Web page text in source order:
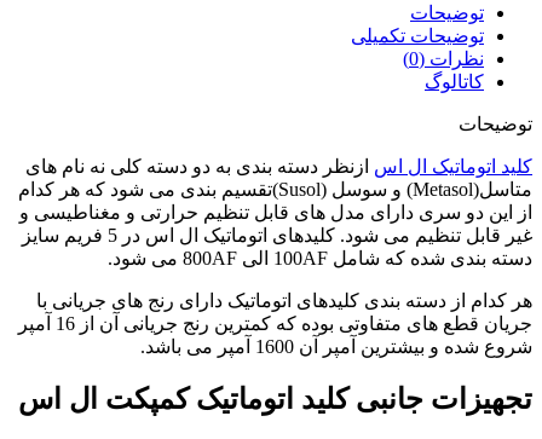
توضیحات
توضیحات تکمیلی
نظرات (0)
کاتالوگ
توضیحات
کلید اتوماتیک ال اس ازنظر دسته بندی به دو دسته کلی نه نام های
متاسل(Metasol) و سوسل (Susol)تقسیم بندی می شود که هر کدام
از این دو سری دارای مدل های قابل تنظیم حرارتی و مغناطیسی و
غیر قابل تنظیم می شود. کلیدهای اتوماتیک ال اس در 5 فریم سایز
دسته بندی شده که شامل 100AF الی 800AF می شود.
هر کدام از دسته بندی کلیدهای اتوماتیک دارای رنج های جریانی با
جریان قطع های متفاوتی بوده که کمترین رنج جریانی آن از 16 آمپر
شروع شده و بیشترین آمپر آن 1600 آمپر می باشد.
تجهیزات جانبی کلید اتوماتیک کمپکت ال اس